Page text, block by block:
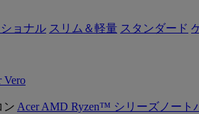
ョナル スリム＆軽量 スタンダード
Vero
Acer AMD Ryzen™ シリーズノート